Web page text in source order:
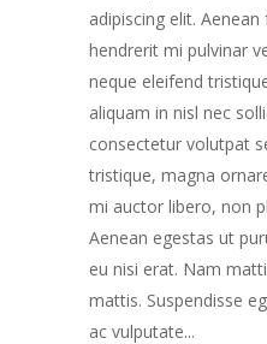
adipiscing elit.
hendrerit mi pulvinar
neque eleifend
aliquam in nisl nec
consectetur volutpat
tristique, magna
mi auctor libero, non
Aenean egestas ut
eu nisi erat. Nam
mattis. Suspendisse
ac vulputate...